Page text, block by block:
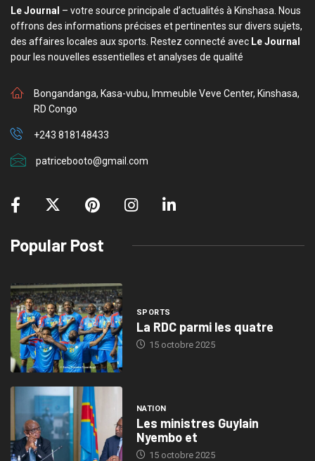
Le Journal – votre source principale d’actualités à Kinshasa. Nous
offrons des informations précises et pertinentes sur divers sujets,
des affaires locales aux sports. Restez connecté avec Le Journal
pour les nouvelles essentielles et analyses de qualité
Bongandanga, Kasa-vubu, Immeuble Veve Center, Kinshasa,
RD Congo
+243 818148433
patricebooto@gmail.com
Popular Post
SPORTS
La RDC parmi les quatre
15 octobre 2025
NATION
Les ministres Guylain
Nyembo et
15 octobre 2025